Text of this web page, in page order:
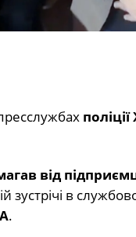
від
зустрічі в
.